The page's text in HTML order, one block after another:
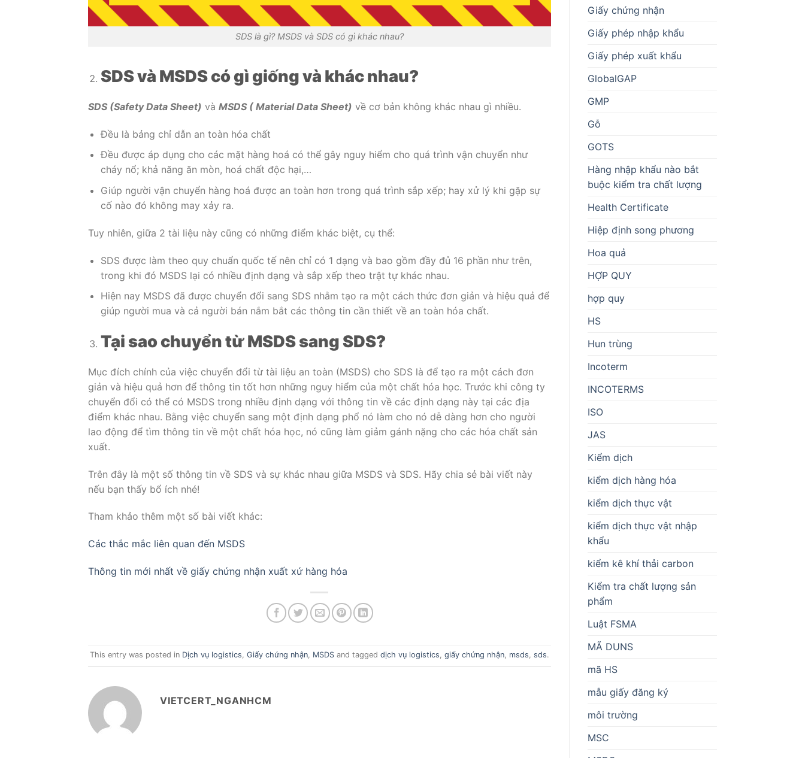
SDS là gì? MSDS và SDS có gì khác nhau?
SDS và MSDS có gì giống và khác nhau?
SDS (Safety Data Sheet) và MSDS ( Material Data Sheet) về cơ bản không khác nhau gì nhiều.
Đều là bảng chỉ dẫn an toàn hóa chất
Đều được áp dụng cho các mặt hàng hoá có thể gây nguy hiểm cho quá trình vận chuyển như
cháy nổ; khả năng ăn mòn, hoá chất độc hại,…
Giúp người vận chuyển hàng hoá được an toàn hơn trong quá trình sắp xếp; hay xử lý khi gặp sự
cố nào đó không may xảy ra.
Tuy nhiên, giữa 2 tài liệu này cũng có những điểm khác biệt, cụ thể:
SDS được làm theo quy chuẩn quốc tế nên chỉ có 1 dạng và bao gồm đầy đủ 16 phần như trên,
trong khi đó MSDS lại có nhiều định dạng và sắp xếp theo trật tự khác nhau.
Hiện nay MSDS đã được chuyển đổi sang SDS nhằm tạo ra một cách thức đơn giản và hiệu quả để
giúp người mua và cả người bán nắm bắt các thông tin cần thiết về an toàn hóa chất.
Tại sao chuyển từ MSDS sang SDS?
Mục đích chính của việc chuyển đổi từ tài liệu an toàn (MSDS) cho SDS là để tạo ra một cách đơn
giản và hiệu quả hơn để thông tin tốt hơn những nguy hiểm của một chất hóa học. Trước khi công ty
chuyển đổi có thể có MSDS trong nhiều định dạng với thông tin về các định dạng này tại các địa
điểm khác nhau. Bằng việc chuyển sang một định dạng phổ nó làm cho nó dễ dàng hơn cho người
lao động để tìm thông tin về một chất hóa học, nó cũng làm giảm gánh nặng cho các hóa chất sản
xuất.
Trên đây là một số thông tin về SDS và sự khác nhau giữa MSDS và SDS. Hãy chia sẻ bài viết này
nếu bạn thấy bổ ích nhé!
Tham khảo thêm một số bài viết khác:
Các thắc mắc liên quan đến MSDS
Thông tin mới nhất về giấy chứng nhận xuất xứ hàng hóa
This entry was posted in Dịch vụ logistics, Giấy chứng nhận, MSDSand tagged dịch vụ logistics, giấy chứng nhận, msds, sds.
VIETCERT_NGANHCM
Giấy chứng nhận
Giấy phép nhập khẩu
Giấy phép xuất khẩu
GlobalGAP
GMP
Gỗ
GOTS
Hàng nhập khẩu nào bắt
buộc kiểm tra chất lượng
Health Certificate
Hiệp định song phương
Hoa quả
HỢP QUY
hợp quy
HS
Hun trùng
Incoterm
INCOTERMS
ISO
JAS
Kiểm dịch
kiểm dịch hàng hóa
kiểm dịch thực vật
kiểm dịch thực vật nhập
khẩu
kiểm kê khí thải carbon
Kiểm tra chất lượng sản
phẩm
Luật FSMA
MÃ DUNS
mã HS
mẫu giấy đăng ký
môi trường
MSC